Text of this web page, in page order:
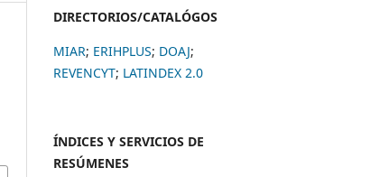
DIRECTORIOS/CATALÓGOS
MIAR; ERIHPLUS; DOAJ;
REVENCYT; LATINDEX 2.0
ÍNDICES Y SERVICIOS DE
RESÚMENES